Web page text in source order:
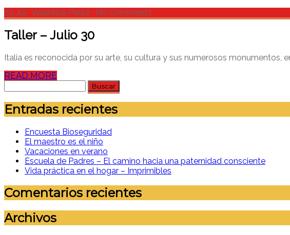
29 Jul · Valentina Pérez · No Comments
Taller – Julio 30
Italia es reconocida por su arte, su cultura y sus numerosos monumentos,
READ MORE
Entradas recientes
Encuesta Bioseguridad
El maestro es el niño
Vacaciones en verano
Escuela de Padres – El camino hacia una paternidad consciente
Vida práctica en el hogar – Imprimibles
Comentarios recientes
Archivos